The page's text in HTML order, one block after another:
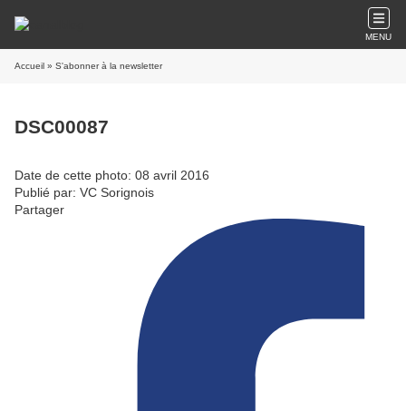
MENU
Accueil » S'abonner à la newsletter
DSC00087
Date de cette photo: 08 avril 2016
Publié par: VC Sorignois
Partager